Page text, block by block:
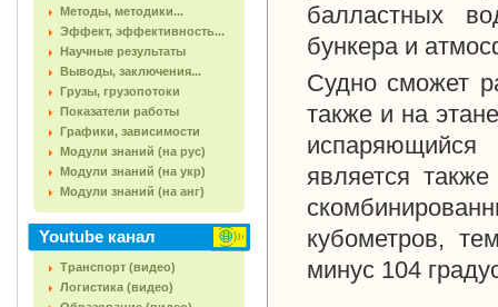
Методы, методики...
Эффект, эффективность...
Научные результаты
Выводы, заключения...
Грузы, грузопотоки
Показатели работы
Графики, зависимости
Модули знаний (на рус)
Модули знаний (на укр)
Модули знаний (на анг)
Youtube канал
Транспорт (видео)
Логистика (видео)
балластных
бункера и
Судно сможет
также и на
испаряющийся
является
кубометров,
минус 104